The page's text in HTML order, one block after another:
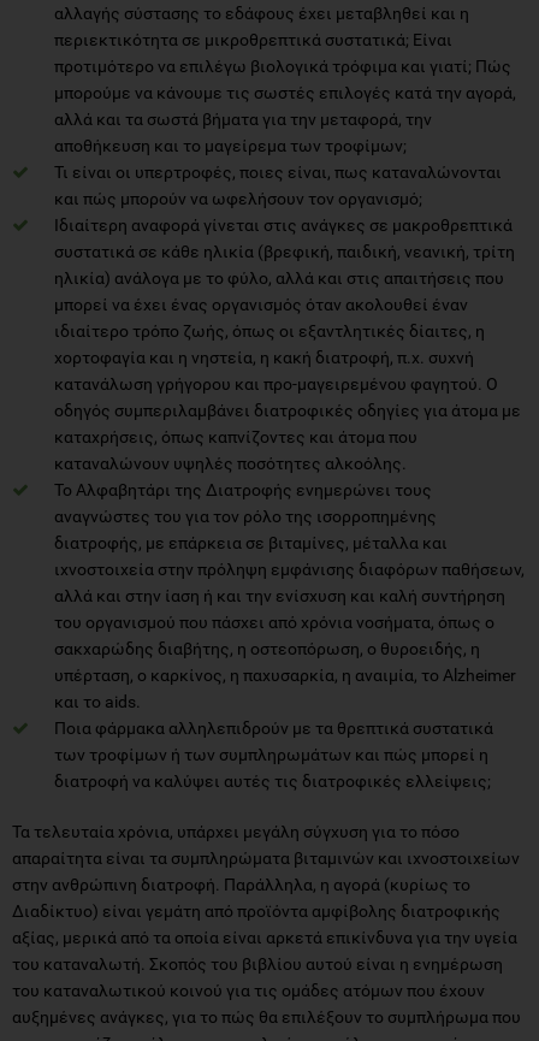
αλλαγής σύστασης το εδάφους έχει μεταβληθεί και η
περιεκτικότητα σε μικροθρεπτικά συστατικά; Είναι
προτιμότερο να επιλέγω βιολογικά τρόφιμα και γιατί; Πώς
μπορούμε να κάνουμε τις σωστές επιλογές κατά την αγορά,
αλλά και τα σωστά βήματα για την μεταφορά, την
αποθήκευση και το μαγείρεμα των τροφίμων;
Τι είναι οι υπερτροφές, ποιες είναι, πως καταναλώνονται
και πώς μπορούν να ωφελήσουν τον οργανισμό;
Ιδιαίτερη αναφορά γίνεται στις ανάγκες σε μακροθρεπτικά
συστατικά σε κάθε ηλικία (βρεφική, παιδική, νεανική, τρίτη
ηλικία) ανάλογα με το φύλο, αλλά και στις απαιτήσεις που
μπορεί να έχει ένας οργανισμός όταν ακολουθεί έναν
ιδιαίτερο τρόπο ζωής, όπως οι εξαντλητικές δίαιτες, η
χορτοφαγία και η νηστεία, η κακή διατροφή, π.χ. συχνή
κατανάλωση γρήγορου και προ-μαγειρεμένου φαγητού. Ο
οδηγός συμπεριλαμβάνει διατροφικές οδηγίες για άτομα με
καταχρήσεις, όπως καπνίζοντες και άτομα που
καταναλώνουν υψηλές ποσότητες αλκοόλης.
Το Αλφαβητάρι της Διατροφής ενημερώνει τους
αναγνώστες του για τον ρόλο της ισορροπημένης
διατροφής, με επάρκεια σε βιταμίνες, μέταλλα και
ιχνοστοιχεία στην πρόληψη εμφάνισης διαφόρων παθήσεων,
αλλά και στην ίαση ή και την ενίσχυση και καλή συντήρηση
του οργανισμού που πάσχει από χρόνια νοσήματα, όπως ο
σακχαρώδης διαβήτης, η οστεοπόρωση, ο θυροειδής, η
υπέρταση, ο καρκίνος, η παχυσαρκία, η αναιμία, το Alzheimer
και το aids.
Ποια φάρμακα αλληλεπιδρούν με τα θρεπτικά συστατικά
των τροφίμων ή των συμπληρωμάτων και πώς μπορεί η
διατροφή να καλύψει αυτές τις διατροφικές ελλείψεις;
Τα τελευταία χρόνια, υπάρχει μεγάλη σύγχυση για το πόσο
απαραίτητα είναι τα συμπληρώματα βιταμινών και ιχνοστοιχείων
στην ανθρώπινη διατροφή. Παράλληλα, η αγορά (κυρίως το
Διαδίκτυο) είναι γεμάτη από προϊόντα αμφίβολης διατροφικής
αξίας, μερικά από τα οποία είναι αρκετά επικίνδυνα για την υγεία
του καταναλωτή. Σκοπός του βιβλίου αυτού είναι η ενημέρωση
του καταναλωτικού κοινού για τις ομάδες ατόμων που έχουν
αυξημένες ανάγκες, για το πώς θα επιλέξουν το συμπλήρωμα που